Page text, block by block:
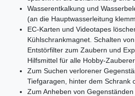
Wasserentkalkung und
(an die Hauptwasserleitung
EC-Karten und Videotapes
Kühlschrankmagnet. Schalten
Entstörfilter zum Zaubern und
Hilfsmittel für alle Hobby-
Zum Suchen verlorener
Tiefgaragen, hinter dem Schrank
Zum Anheben von Gegenständen